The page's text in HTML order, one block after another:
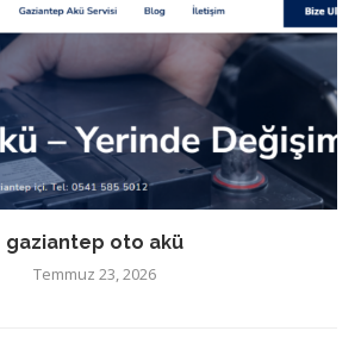
gaziantep oto akü
Temmuz 23, 2026